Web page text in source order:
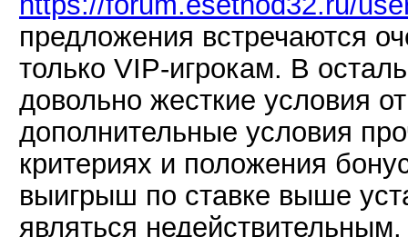
предложения встречаются
только VIP-игрокам. В
довольно жесткие условия
дополнительные условия
критериях и положения
выигрыш по ставке выше
являться